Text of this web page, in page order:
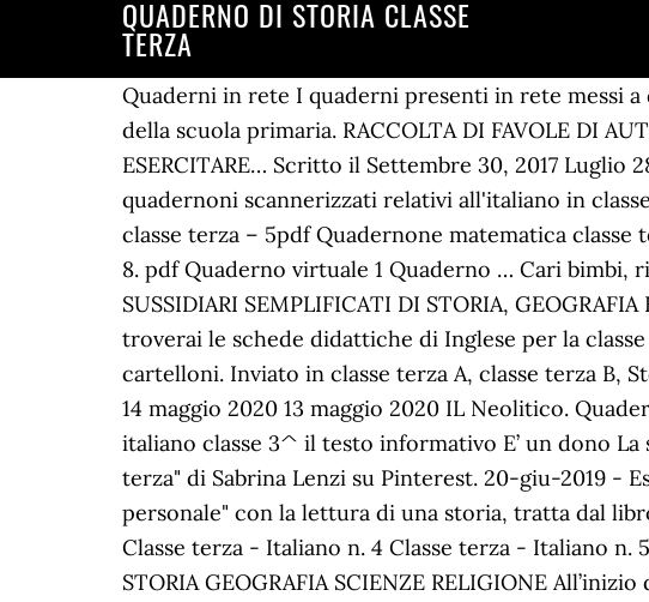
QUADERNO DI STORIA CLASSE
TERZA
Quaderni in rete I quaderni presenti in rete messi
della scuola primaria. RACCOLTA DI FAVOLE DI
ESERCITARE… Scritto il Settembre 30, 2017 Luglio
quadernoni scannerizzati relativi all'italiano in
classe terza – 5pdf Quadernone matematica
8. pdf Quaderno virtuale 1 Quaderno … Cari bimbi,
SUSSIDIARI SEMPLIFICATI DI STORIA,
troverai le schede didattiche di Inglese per la
cartelloni. Inviato in classe terza A, classe terza B,
14 maggio 2020 13 maggio 2020 IL Neolitico.
italiano classe 3^ il testo informativo E’ un dono
terza" di Sabrina Lenzi su Pinterest. 20-giu-2019 -
personale" con la lettura di una storia, tratta dal
Classe terza - Italiano n. 4 Classe terza - Italiano n.
STORIA GEOGRAFIA SCIENZE RELIGIONE